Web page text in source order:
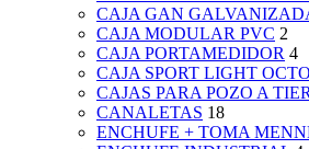
CAJA GAN
CAJA MODULAR PVC 2
CAJA PORTAMEDIDOR 4
CAJA SPORT LIGHT
CAJAS PARA POZO A
CANALETAS 18
ENCHUFE + TOMA